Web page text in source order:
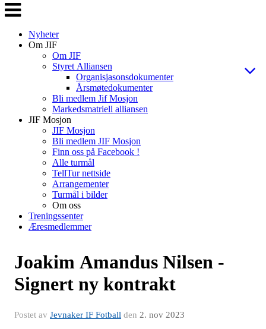
Veksle
navigasjon
Nyheter
Om JIF
Om JIF
Styret Alliansen
Organisjasonsdokumenter
Årsmøtedokumenter
Bli medlem Jif Mosjon
Markedsmatriell alliansen
JIF Mosjon
JIF Mosjon
Bli medlem JIF Mosjon
Finn oss på Facebook !
Alle turmål
TellTur nettside
Arrangementer
Turmål i bilder
Om oss
Treningssenter
Æresmedlemmer
Joakim Amandus Nilsen -
Signert ny kontrakt
Postet av Jevnaker IF Fotball den 2. nov 2023